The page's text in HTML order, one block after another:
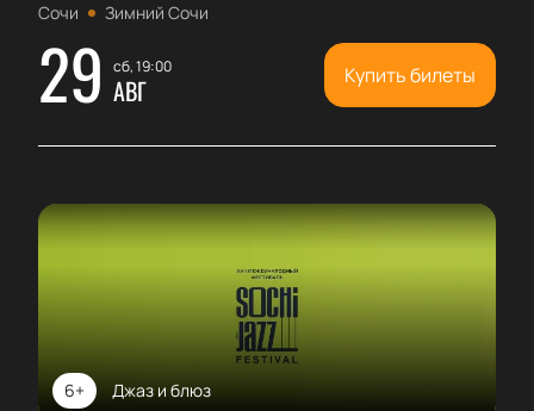
Сочи Зимний Сочи
29 сб, 19:00
АВГ Купить билеты
Джаз и блюз
6+